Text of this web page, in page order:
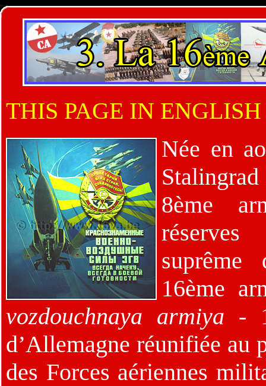
THIS PAGE IN
Née en
8ème
16ème
vozdouchnaya armiya -
d’Allemagne réunifiée
des Forces aériennes